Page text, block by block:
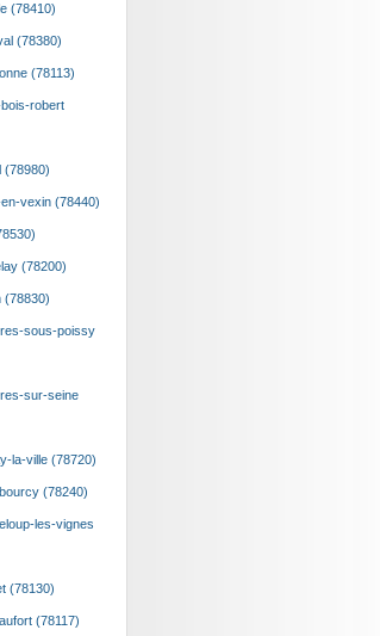
(78410)
(78380)
(78113)
robert
(78980)
vexin (78440)
(78200)
(78830)
sous-poissy
sur-seine
la-ville (78720)
(78240)
les-vignes
(78130)
(78117)